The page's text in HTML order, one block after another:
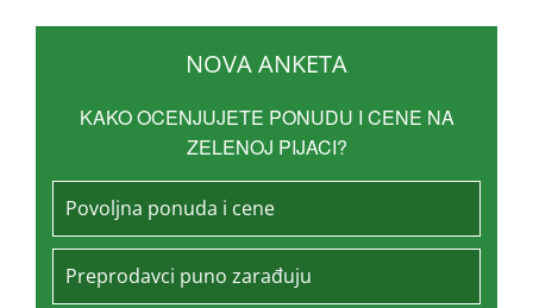
NOVA ANKETA
KAKO OCENJUJETE PONUDU I CENE NA
ZELENOJ PIJACI?
Povoljna ponuda i cene
Preprodavci puno zarađuju